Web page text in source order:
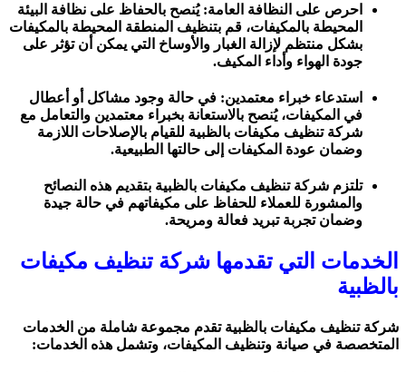
احرص على النظافة العامة: يُنصح بالحفاظ على نظافة البيئة
المحيطة بالمكيفات، قم بتنظيف المنطقة المحيطة بالمكيفات
بشكل منتظم لإزالة الغبار والأوساخ التي يمكن أن تؤثر على
جودة الهواء وأداء المكيف.
استدعاء خبراء معتمدين: في حالة وجود مشاكل أو أعطال
في المكيفات، يُنصح بالاستعانة بخبراء معتمدين والتعامل مع
شركة تنظيف مكيفات بالظبية للقيام بالإصلاحات اللازمة
وضمان عودة المكيفات إلى حالتها الطبيعية.
تلتزم شركة تنظيف مكيفات بالظبية بتقديم هذه النصائح
والمشورة للعملاء للحفاظ على مكيفاتهم في حالة جيدة
وضمان تجربة تبريد فعالة ومريحة.
الخدمات التي تقدمها شركة تنظيف مكيفات
بالظبية
شركة تنظيف مكيفات بالظبية تقدم مجموعة شاملة من الخدمات
المتخصصة في صيانة وتنظيف المكيفات، وتشمل هذه الخدمات: